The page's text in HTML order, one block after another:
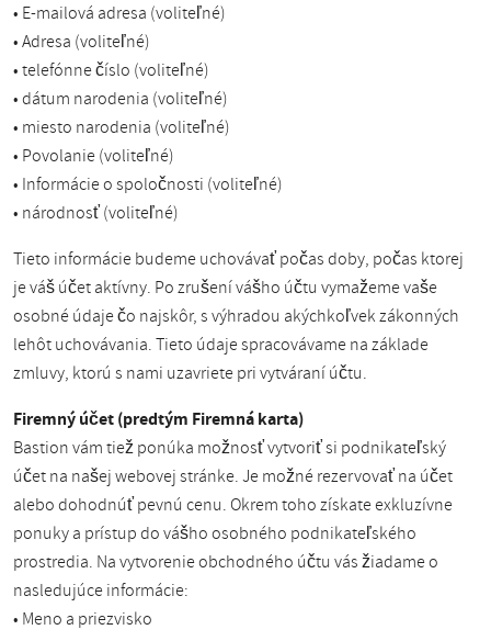
• E-mailová adresa (voliteľné)
• Adresa (voliteľné)
• telefónne číslo (voliteľné)
• dátum narodenia (voliteľné)
• miesto narodenia (voliteľné)
• Povolanie (voliteľné)
• Informácie o spoločnosti (voliteľné)
• národnosť (voliteľné)
Tieto informácie budeme uchovávať počas doby, počas ktorej
je váš účet aktívny. Po zrušení vášho účtu vymažeme vaše
osobné údaje čo najskôr, s výhradou akýchkoľvek zákonných
lehôt uchovávania. Tieto údaje spracovávame na základe
zmluvy, ktorú s nami uzavriete pri vytváraní účtu.
Firemný účet (predtým Firemná karta)
Bastion vám tiež ponúka možnosť vytvoriť si podnikateľský
účet na našej webovej stránke. Je možné rezervovať na účet
alebo dohodnúť pevnú cenu. Okrem toho získate exkluzívne
ponuky a prístup do vášho osobného podnikateľského
prostredia. Na vytvorenie obchodného účtu vás žiadame o
nasledujúce informácie:
• Meno a priezvisko